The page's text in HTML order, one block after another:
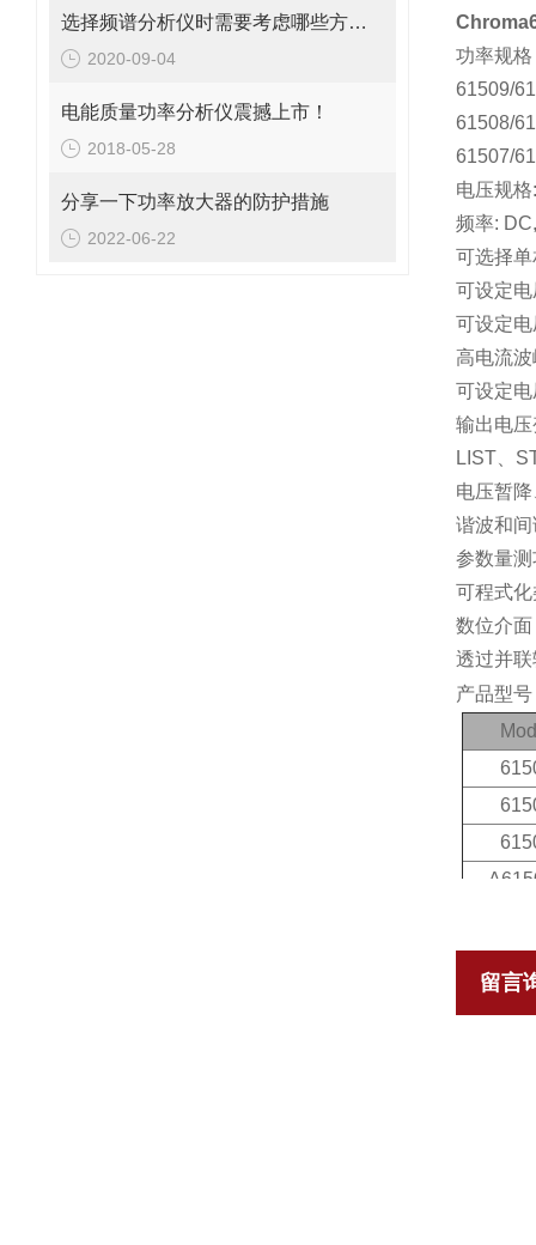
选择频谱分析仪时需要考虑哪些方面？
2020-09-04
电能质量功率分析仪震撼上市！
2018-05-28
分享一下功率放大器的防护措施
2022-06-22
功率规格
61509/
61508/
61507/
电压规
频率:
可选择
可设定
可设定
高电流
可设定
输出电
LIST、
电压暂
谐波和
参数量
可程式
数位介
透过并
产品型号
留言